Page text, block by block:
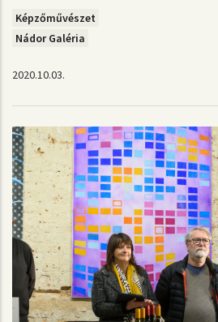
Képzőművészet
Nádor Galéria
2020.10.03.